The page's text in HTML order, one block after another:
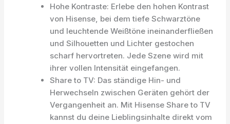
Hohe Kontraste: Erlebe den hohen Kontrast
von Hisense, bei dem tiefe Schwarztöne
und leuchtende Weißtöne ineinanderfließen
und Silhouetten und Lichter gestochen
scharf hervortreten. Jede Szene wird mit
ihrer vollen Intensität eingefangen.
Share to TV: Das ständige Hin- und
Herwechseln zwischen Geräten gehört der
Vergangenheit an. Mit Hisense Share to TV
kannst du deine Lieblingsinhalte direkt vom